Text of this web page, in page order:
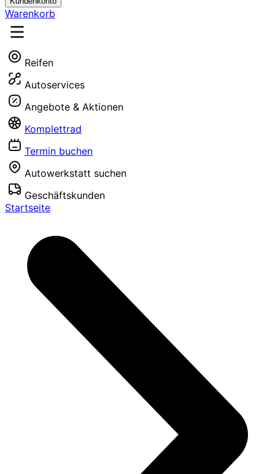
Warenkorb
Reifen
Autoservices
Angebote & Aktionen
Komplettrad
Termin buchen
Autowerkstatt suchen
Geschäftskunden
Startseite